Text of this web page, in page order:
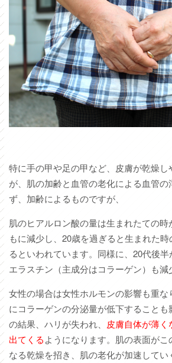
特に手の甲や足の甲など、皮膚が乾燥
が、肌の加齢と血管の老化による血管の
ず、加齢によるものですが、
肌のヒアルロン酸の量は生まれたての時
もに減少し、20歳を過ぎると生まれた
るといわれています。同様に、20代後
エラスチン（主成分はコラーゲン）も減
女性の場合は女性ホルモンの影響も重な
にコラーゲンの分泌量が低下すること
の結果、ハリが失われ、 皮膚自体が薄く
出てくるようになります。肌の表面が
なる乾燥を招き、肌の老化が加速してい